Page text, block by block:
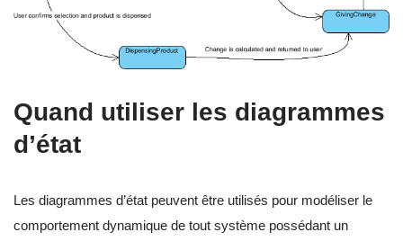
Quand utiliser les diagrammes
d’état
Les diagrammes d’état peuvent être utilisés pour modéliser le
comportement dynamique de tout système possédant un